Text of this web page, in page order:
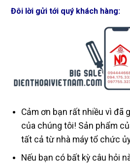
Đôi lời gửi tới quý khách hàng:
Cảm ơn bạn rất nhiều vì đã
của chúng tôi! Sản phẩm
tất cả từ nhà máy tổ chức
Nếu bạn có bất kỳ câu hỏi